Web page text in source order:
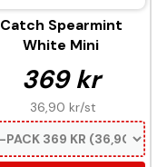
Catch Spearmint
White Mini
369 kr
36,90 kr/st